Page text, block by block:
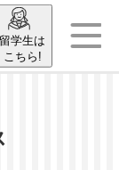
留学生は
こちら!